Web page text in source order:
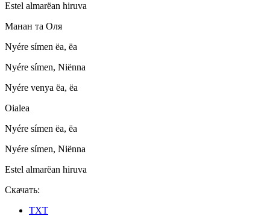
Estel almarëan hiruva
Манан та Оля
Nyére símen ëa, ëa
Nyére símen, Niënna
Nyére venya ëa, ëa
Oialea
Nyére símen ëa, ëa
Nyére símen, Niënna
Estel almarëan hiruva
Скачать:
TXT